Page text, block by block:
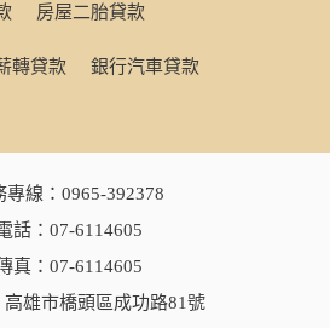
房屋二胎貸款
轉貸款 銀行汽車貸款
專線： 0965-392378
話： 07-6114605
真：07-6114605
雄市橋頭區成功路81號